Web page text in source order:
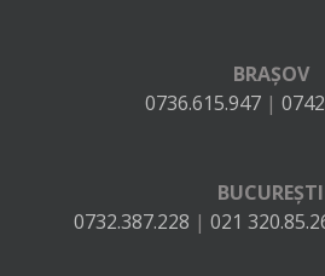
BRAȘOV
0736.615.947|
BUCUREȘTI
0732.387.228 | 021